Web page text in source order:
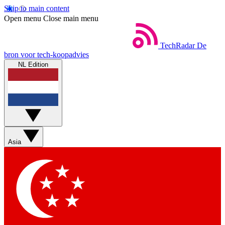
Skip to main content
Open menu Close main menu
TechRadar De
bron voor tech-koopadvies
NL Edition
Asia